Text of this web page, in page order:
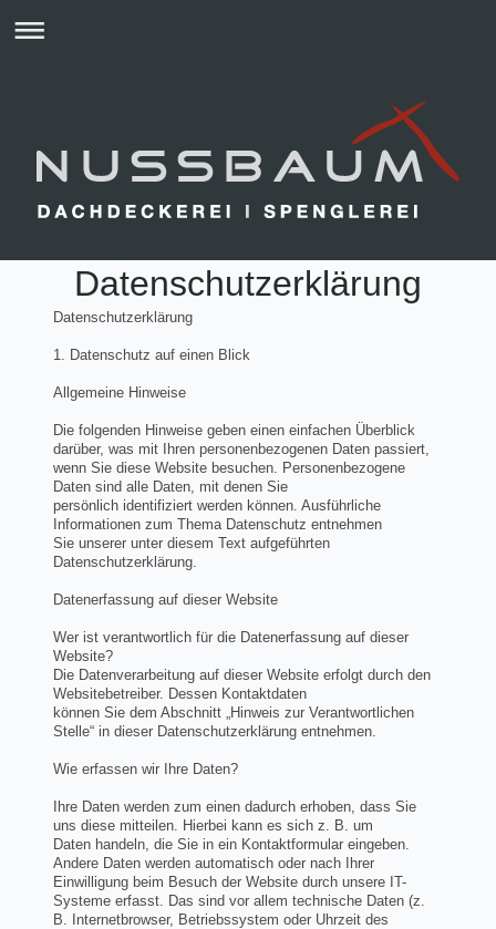
Datenschutzerklärung
Datenschutzerklärung
1. Datenschutz auf einen Blick
Allgemeine Hinweise
Die folgenden Hinweise geben einen einfachen Überblick
darüber, was mit Ihren personenbezogenen Daten passiert,
wenn Sie diese Website besuchen. Personenbezogene
Daten sind alle Daten, mit denen Sie
persönlich identifiziert werden können. Ausführliche
Informationen zum Thema Datenschutz entnehmen
Sie unserer unter diesem Text aufgeführten
Datenschutzerklärung.
Datenerfassung auf dieser Website
Wer ist verantwortlich für die Datenerfassung auf dieser
Website?
Die Datenverarbeitung auf dieser Website erfolgt durch den
Websitebetreiber. Dessen Kontaktdaten
können Sie dem Abschnitt „Hinweis zur Verantwortlichen
Stelle“ in dieser Datenschutzerklärung entnehmen.
Wie erfassen wir Ihre Daten?
Ihre Daten werden zum einen dadurch erhoben, dass Sie
uns diese mitteilen. Hierbei kann es sich z. B. um
Daten handeln, die Sie in ein Kontaktformular eingeben.
Andere Daten werden automatisch oder nach Ihrer
Einwilligung beim Besuch der Website durch unsere IT-
Systeme erfasst. Das sind vor allem technische Daten (z.
B. Internetbrowser, Betriebssystem oder Uhrzeit des